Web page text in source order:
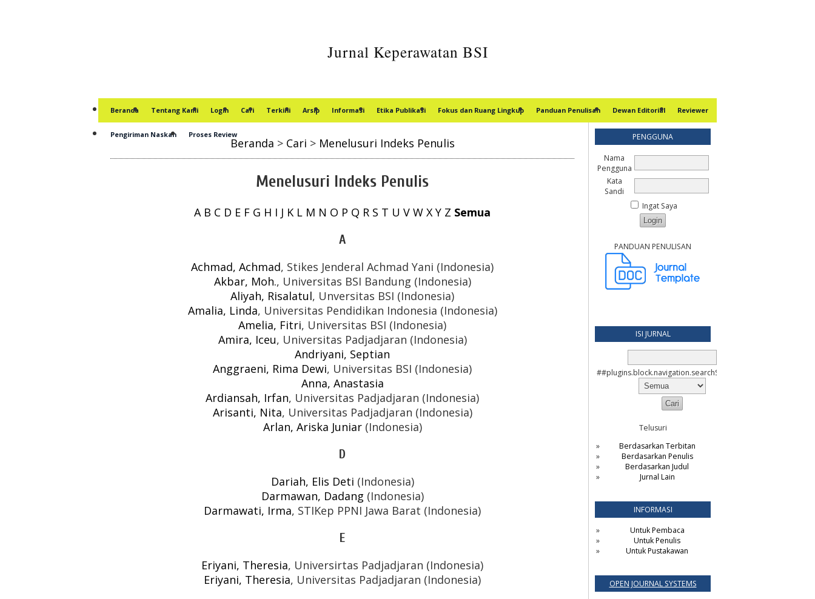
Jurnal Keperawatan BSI
PENGGUNA
Nama
Pengguna
Kata
Sandi
Ingat Saya
PANDUAN PENULISAN
ISI JURNAL
##plugins.block.navigation.searchScope##
Telusuri
Berdasarkan Terbitan
Berdasarkan Penulis
Berdasarkan Judul
Jurnal Lain
INFORMASI
Untuk Pembaca
Untuk Penulis
Untuk Pustakawan
OPEN JOURNAL SYSTEMS
Beranda Tentang Kami Login Cari Terkini Arsip Informasi Etika Publikasi Fokus dan Ruang Lingkup Panduan Penulisan Dewan Editorial Reviewer
Pengiriman Naskah Proses Review
Beranda > Cari > Menelusuri Indeks Penulis
Menelusuri Indeks Penulis
A B C D E F G H I J K L M N O P Q R S T U V W X Y Z Semua
A
Achmad, Achmad, Stikes Jenderal Achmad Yani (Indonesia)
Akbar, Moh., Universitas BSI Bandung (Indonesia)
Aliyah, Risalatul, Unversitas BSI (Indonesia)
Amalia, Linda, Universitas Pendidikan Indonesia (Indonesia)
Amelia, Fitri, Universitas BSI (Indonesia)
Amira, Iceu, Universitas Padjadjaran (Indonesia)
Andriyani, Septian
Anggraeni, Rima Dewi, Universitas BSI (Indonesia)
Anna, Anastasia
Ardiansah, Irfan, Universitas Padjadjaran (Indonesia)
Arisanti, Nita, Universitas Padjadjaran (Indonesia)
Arlan, Ariska Juniar(Indonesia)
D
Dariah, Elis Deti (Indonesia)
Darmawan, Dadang (Indonesia)
Darmawati, Irma, STIKep PPNI Jawa Barat (Indonesia)
E
Eriyani, Theresia, Universirtas Padjadjaran (Indonesia)
Eriyani, Theresia, Universitas Padjadjaran (Indonesia)